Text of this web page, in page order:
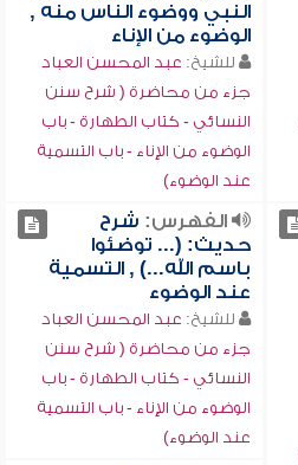
النبي ووضوء الناس منه ,
الوضوء من الإناء
للشيخ: عبد المحسن العباد
جزء من محاضرة ( شرح سنن
النسائي - كتاب الطهارة - باب
الوضوء من الإناء - باب التسمية
عند الوضوء)
الفهرس: شرح
حديث: (... توضئوا
باسم الله...) , التسمية
عند الوضوء
للشيخ: عبد المحسن العباد
جزء من محاضرة ( شرح سنن
النسائي - كتاب الطهارة - باب
الوضوء من الإناء - باب التسمية
عند الوضوء)